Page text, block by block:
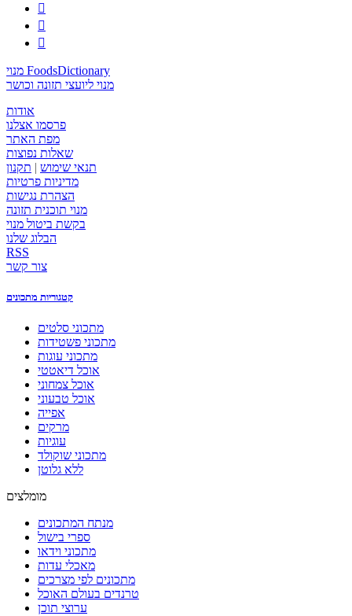



מנוי FoodsDictionary
מנוי ליועצי תזונה וכושר
אודות
פרסמו אצלנו
מפת האתר
שאלות נפוצות
תנאי שימוש | תקנון
מדיניות פרטיות
הצהרת נגישות
מנוי תוכנית תזונה
בקשת ביטול מנוי
הבלוג שלנו
RSS
צור קשר
קטגוריות מתכונים
מתכוני סלטים
מתכוני פשטידות
מתכוני עוגות
אוכל דיאטטי
אוכל צמחוני
אוכל טבעוני
אפייה
מרקים
עוגיות
מתכוני שוקולד
ללא גלוטן
מומלצים
מנתח המתכונים
ספרי בישול
מתכוני וידאו
מאכלי עדות
מתכונים לפי מצרכים
טרנדים בעולם האוכל
ערוצי תוכן